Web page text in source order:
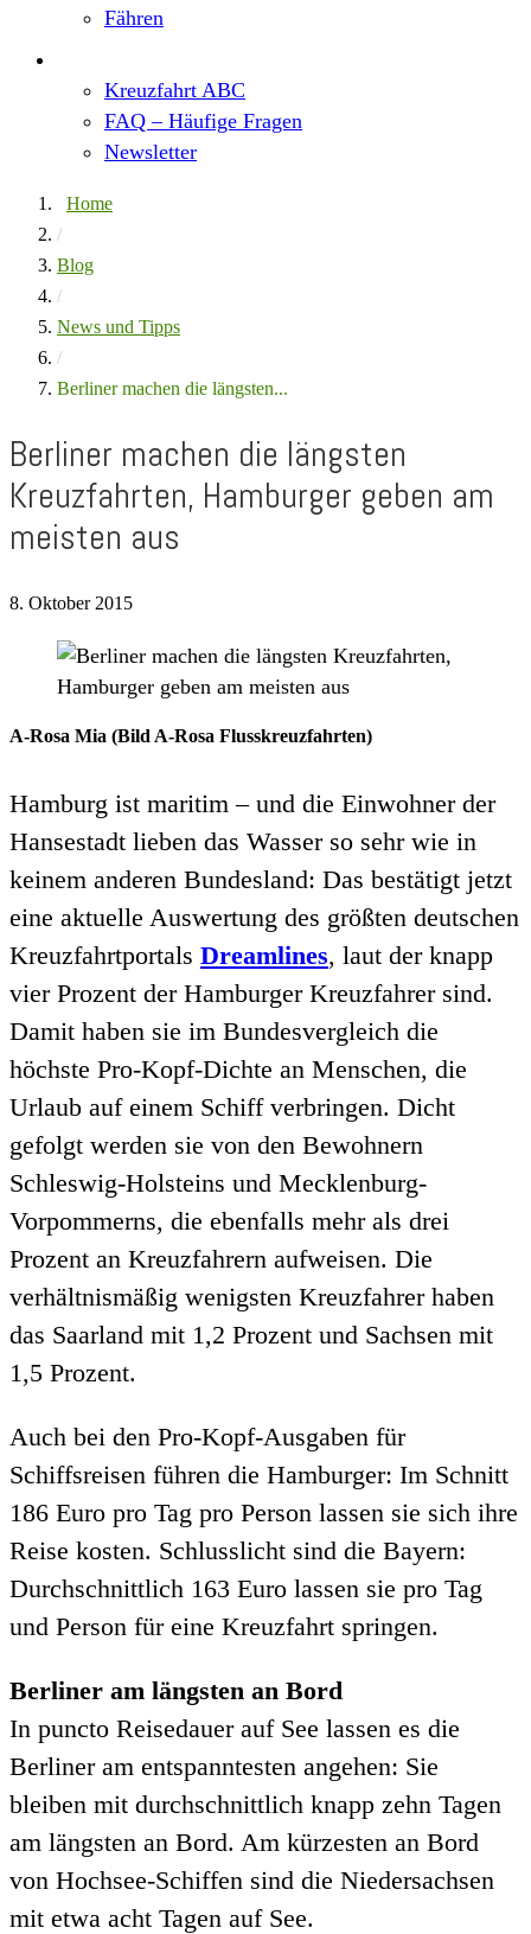
Fähren
Kreuzfahrt ABC
FAQ – Häufige Fragen
Newsletter
Home
/
Blog
/
News und Tipps
/
Berliner machen die längsten...
Berliner machen die längsten
Kreuzfahrten, Hamburger geben am
meisten aus
8. Oktober 2015
A-Rosa Mia (Bild A-Rosa Flusskreuzfahrten)
Hamburg ist maritim – und die Einwohner der
Hansestadt lieben das Wasser so sehr wie in
keinem anderen Bundesland: Das bestätigt jetzt
eine aktuelle Auswertung des größten deutschen
Kreuzfahrtportals Dreamlines, laut der knapp
vier Prozent der Hamburger Kreuzfahrer sind.
Damit haben sie im Bundesvergleich die
höchste Pro-Kopf-Dichte an Menschen, die
Urlaub auf einem Schiff verbringen. Dicht
gefolgt werden sie von den Bewohnern
Schleswig-Holsteins und Mecklenburg-
Vorpommerns, die ebenfalls mehr als drei
Prozent an Kreuzfahrern aufweisen. Die
verhältnismäßig wenigsten Kreuzfahrer haben
das Saarland mit 1,2 Prozent und Sachsen mit
1,5 Prozent.
Auch bei den Pro-Kopf-Ausgaben für
Schiffsreisen führen die Hamburger: Im Schnitt
186 Euro pro Tag pro Person lassen sie sich ihre
Reise kosten. Schlusslicht sind die Bayern:
Durchschnittlich 163 Euro lassen sie pro Tag
und Person für eine Kreuzfahrt springen.
Berliner am längsten an Bord
In puncto Reisedauer auf See lassen es die
Berliner am entspanntesten angehen: Sie
bleiben mit durchschnittlich knapp zehn Tagen
am längsten an Bord. Am kürzesten an Bord
von Hochsee-Schiffen sind die Niedersachsen
mit etwa acht Tagen auf See.